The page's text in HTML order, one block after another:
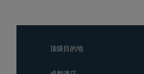
顶级目的地